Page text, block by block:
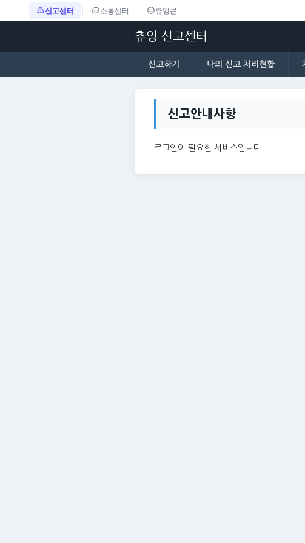
신고센터 소통센터 츄잉콘
츄잉 신고센터
신고하기 나의 신고 처리현황
신고안내사항
로그인이 필요한 서비스입니다.